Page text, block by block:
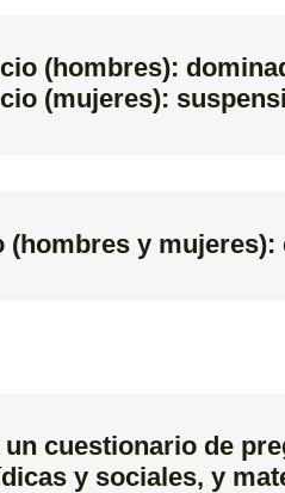
(hombres):
(mujeres):
(hombres y mujeres):
cuestionario de
y sociales, y